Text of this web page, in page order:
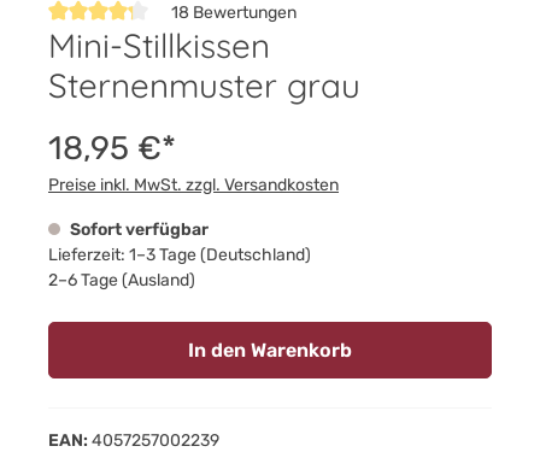
Durchschnittliche Bewertung von 4.2 von 5 Sternen
18 Bewertungen
Mini-Stillkissen
Sternenmuster grau
18,95 €*
Preise inkl. MwSt. zzgl. Versandkosten
Sofort verfügbar
Lieferzeit: 1–3 Tage (Deutschland)
2–6 Tage (Ausland)
In den Warenkorb
EAN: 4057257002239